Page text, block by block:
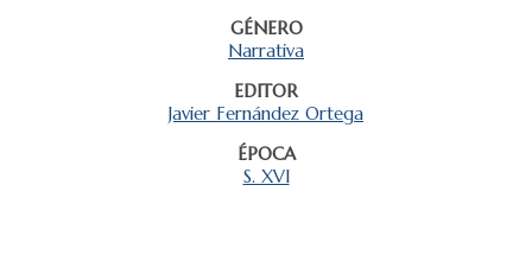
GÉNERO
Narrativa
EDITOR
Javier Fernández Ortega
ÉPOCA
S. XVI